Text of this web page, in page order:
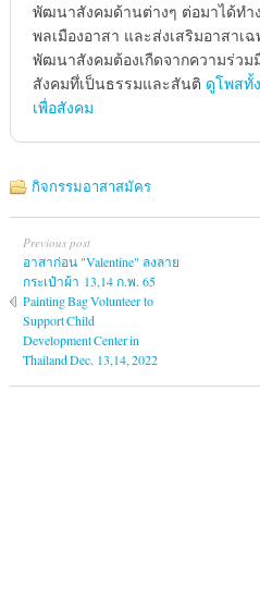
พัฒนาสังคมด้านต่างๆ ต่อมาได้ทำ
พลเมืองอาสา และส่งเสริมอาสาเ
พัฒนาสังคมต้องเกืดจากความร่วม
สังคมทึ่เป็นธรรมและสันติ ดูโพสทั้
เพื่อสังคม
กิจกรรมอาสาสมัคร
Previous post
อาสาก่อน "Valentine" ลงลาย
กระเป๋าผ้า 13,14 ก.พ. 65
Painting Bag Volunteer to
Support Child
Development Center in
Thailand Dec. 13,14, 2022